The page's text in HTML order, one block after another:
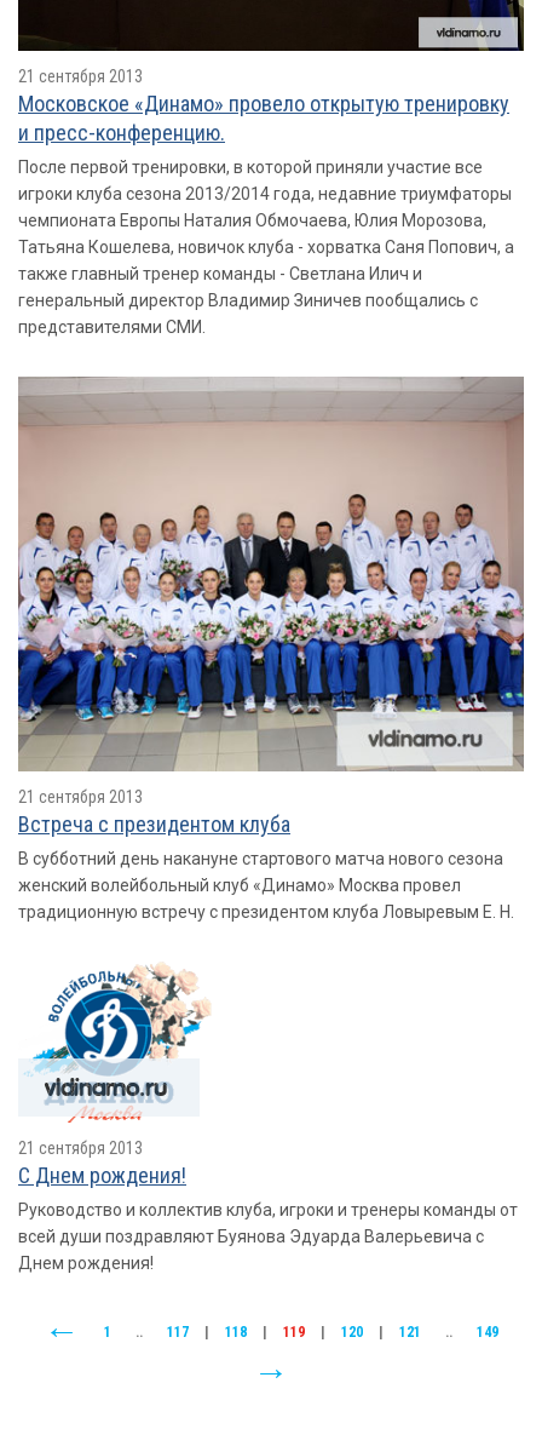
21 сентября 2013
Московское «Динамо» провело открытую тренировку
и пресс-конференцию.
После первой тренировки, в которой приняли участие все
игроки клуба сезона 2013/2014 года, недавние триумфаторы
чемпионата Европы Наталия Обмочаева, Юлия Морозова,
Татьяна Кошелева, новичок клуба - хорватка Саня Попович, а
также главный тренер команды - Светлана Илич и
генеральный директор Владимир Зиничев пообщались с
представителями СМИ.
21 сентября 2013
Встреча с президентом клуба
В субботний день накануне стартового матча нового сезона
женский волейбольный клуб «Динамо» Москва провел
традиционную встречу с президентом клуба Ловыревым Е. Н.
21 сентября 2013
С Днем рождения!
Руководство и коллектив клуба, игроки и тренеры команды от
всей души поздравляют Буянова Эдуарда Валерьевича с
Днем рождения!
1 .. 117 118 119 120 121 .. 149